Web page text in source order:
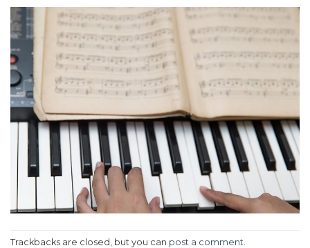
Trackbacks are closed, but you can post a comment